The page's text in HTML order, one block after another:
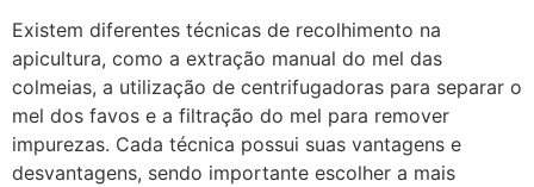
Existem diferentes técnicas de recolhimento na
apicultura, como a extração manual do mel das
colmeias, a utilização de centrifugadoras para separar o
mel dos favos e a filtração do mel para remover
impurezas. Cada técnica possui suas vantagens e
desvantagens, sendo importante escolher a mais